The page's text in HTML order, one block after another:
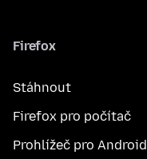
Firefox
Stáhnout
Firefox pro počítač
Prohlížeč pro Android